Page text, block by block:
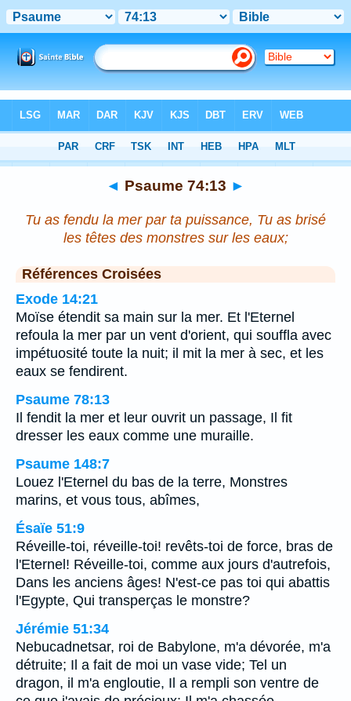
Chapitre 74> Verset 13
◄ Psaume 74:13 ►
Tu as fendu la mer par ta puissance, Tu as brisé
les têtes des monstres sur les eaux;
Références Croisées
Exode 14:21
Moïse étendit sa main sur la mer. Et l'Eternel
refoula la mer par un vent d'orient, qui souffla avec
impétuosité toute la nuit; il mit la mer à sec, et les
eaux se fendirent.
Psaume 78:13
Il fendit la mer et leur ouvrit un passage, Il fit
dresser les eaux comme une muraille.
Psaume 148:7
Louez l'Eternel du bas de la terre, Monstres
marins, et vous tous, abîmes,
Ésaïe 51:9
Réveille-toi, réveille-toi! revêts-toi de force, bras de
l'Eternel! Réveille-toi, comme aux jours d'autrefois,
Dans les anciens âges! N'est-ce pas toi qui abattis
l'Egypte, Qui transperças le monstre?
Jérémie 51:34
Nebucadnetsar, roi de Babylone, m'a dévorée, m'a
détruite; Il a fait de moi un vase vide; Tel un
dragon, il m'a engloutie, Il a rempli son ventre de